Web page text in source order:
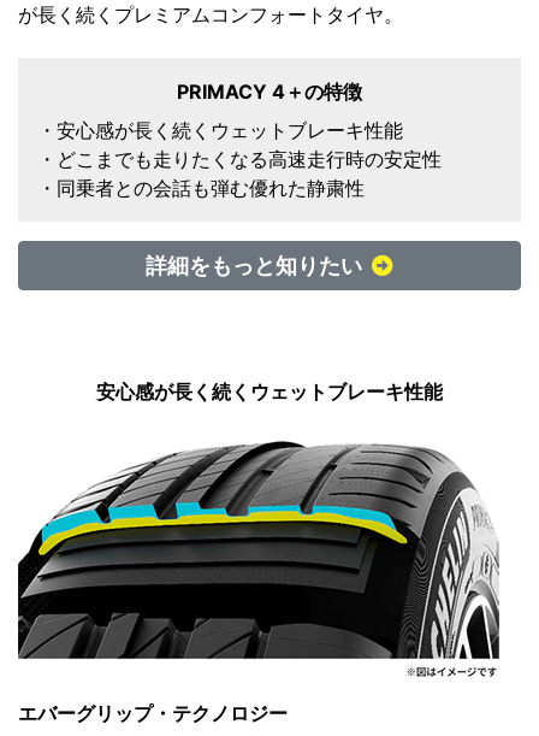
が長く続くプレミアムコンフォートタイヤ。
PRIMACY 4＋の特徴
・安心感が長く続くウェットブレーキ性能
・どこまでも走りたくなる高速走行時の安定性
・同乗者との会話も弾む優れた静粛性
詳細をもっと知りたい
安心感が長く続くウェットブレーキ性能
エバーグリップ・テクノロジー